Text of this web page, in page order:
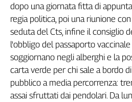
in
Progress
L'Italia
nel
Territori
Abruzzo-
dopo una giornata fitta di
regia politica, poi una riunione
seduta del Cts, infine il consiglio
l'obbligo del passaporto
soggiornano negli alberghi e la
carta verde per chi sale a bordo
pubblico a media percorrenza:
assai sfruttati dai pendolari. Da